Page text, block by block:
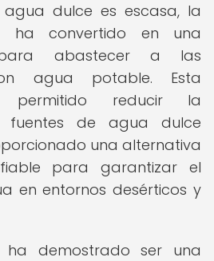
dulce es escasa, la
ha convertido en una
abastecer a las
agua potable. Esta
permitido reducir la
fuentes de agua dulce
una alternativa
para garantizar el
en entornos desérticos y
ha demostrado ser una